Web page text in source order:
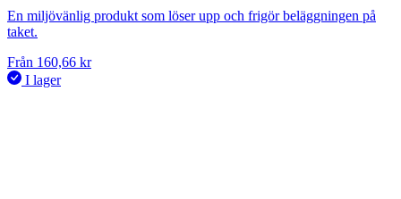
En miljövänlig produkt som löser upp och frigör beläggningen på
taket.
Från 160,66 kr
I lager